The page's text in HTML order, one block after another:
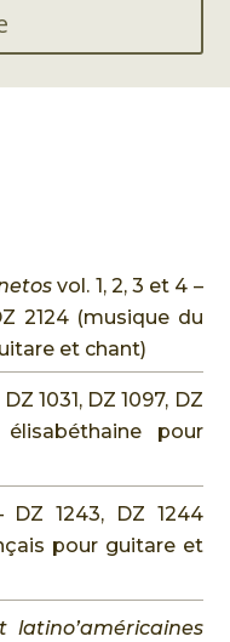
vol. 1, 2, 3 et 4 –
2124 (musique du
et chant)
1031, DZ 1097, DZ
élisabéthaine pour
1243, DZ 1244
pour guitare et
latino’américaines